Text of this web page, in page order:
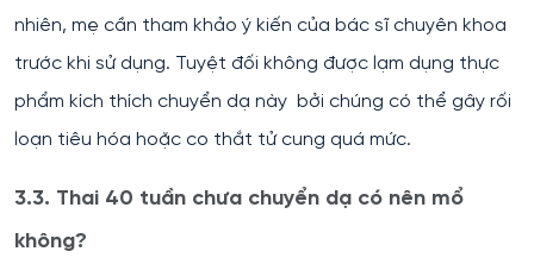
nhiên, mẹ cần tham khảo ý kiến của bác sĩ chuyên khoa
trước khi sử dụng. Tuyệt đối không được lạm dụng thực
phẩm kích thích chuyển dạ này bởi chúng có thể gây rối
loạn tiêu hóa hoặc co thắt tử cung quá mức.
3.3. Thai 40 tuần chưa chuyển dạ có nên mổ
không?